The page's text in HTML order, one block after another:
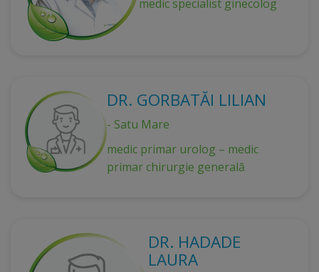
medic specialist ginecolog
DR. GORBATĂI LILIAN
- Satu Mare
medic primar urolog – medic
primar chirurgie generală
DR. HADADE
LAURA